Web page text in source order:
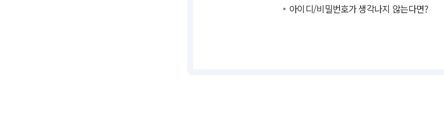
아이디/비밀번호가 생각나지 않는다면?